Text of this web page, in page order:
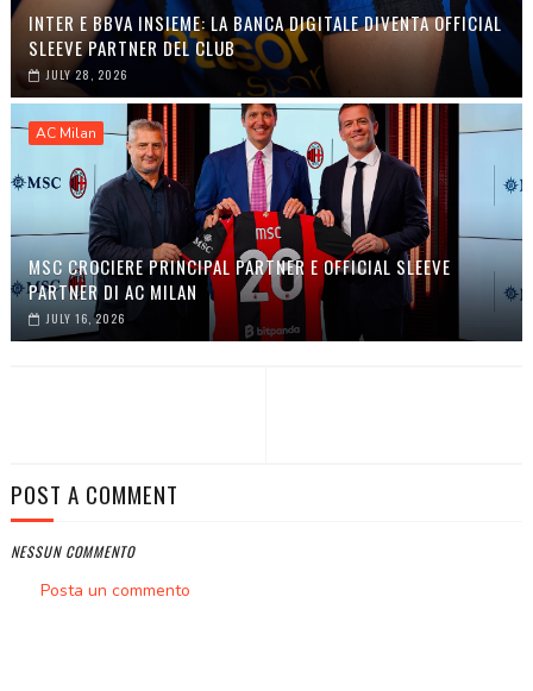
INTER E BBVA INSIEME: LA BANCA DIGITALE DIVENTA OFFICIAL
SLEEVE PARTNER DEL CLUB
JULY 28, 2026
AC Milan
MSC CROCIERE PRINCIPAL PARTNER E OFFICIAL SLEEVE
PARTNER DI AC MILAN
JULY 16, 2026
POST A COMMENT
NESSUN COMMENTO
Posta un commento